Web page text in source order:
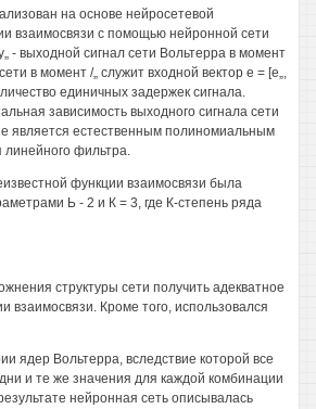
на основе нейросетевой
взаимосвязи с помощью нейронной сети
- выходной сигнал сети Вольтерра в момент
в момент /„ служит входной вектор е = [е„,
единичных задержек сигнала.
зависимость выходного сигнала сети
е является естественным полиномиальным
фильтра.
функции взаимосвязи была
Ь - 2 и К = 3, где К-степень ряда
структуры сети получить адекватное
взаимосвязи. Кроме того, использовался
ядер Вольтерра, вследствие которой все
и те же значения для каждой комбинации
нейронная сеть описывалась